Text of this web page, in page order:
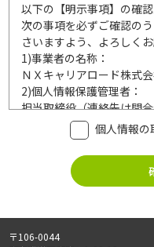
以下の【明示事項】の確
次の事項を必ずご確認の
さいますよう、よろしくお
1)事業者の名称：
ＮＸキャリアロード株式
2)個人情報保護管理者：
担当取締役（連絡先は問
利用目的：
ご記入頂いた個人情報は
利用いたします。
有料職業紹介事業
個人情報の
〒106-0044